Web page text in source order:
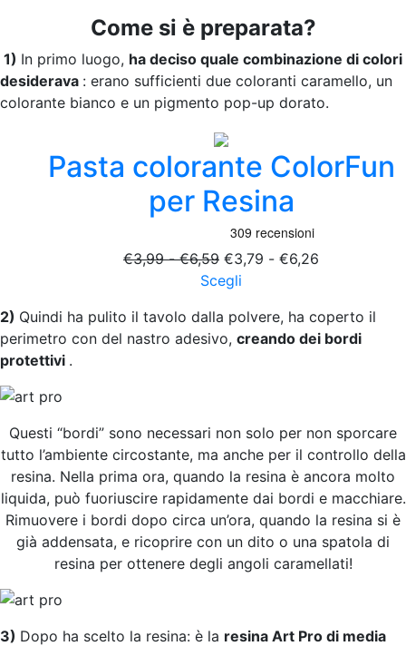
Come si è preparata?
1) In primo luogo, ha deciso quale combinazione di colori
desiderava : erano sufficienti due coloranti caramello, un
colorante bianco e un pigmento pop-up dorato.
Pasta colorante ColorFun
per Resina
€3,99 - €6,59Fascia
di
da
€3,99
€3,79 - €6,26
da
€3,79
Scegli
ha
più
possono
essere
scelte
nella
pagina
del
prodotto
2) Quindi ha pulito il tavolo dalla polvere, ha coperto il
perimetro con del nastro adesivo, creando dei bordi
protettivi .
Questi “bordi” sono necessari non solo per non sporcare
tutto l’ambiente circostante, ma anche per il controllo della
resina. Nella prima ora, quando la resina è ancora molto
liquida, può fuoriuscire rapidamente dai bordi e macchiare.
Rimuovere i bordi dopo circa un’ora, quando la resina si è
già addensata, e ricoprire con un dito o una spatola di
resina per ottenere degli angoli caramellati!
3) Dopo ha scelto la resina: è la resina Art Pro di media